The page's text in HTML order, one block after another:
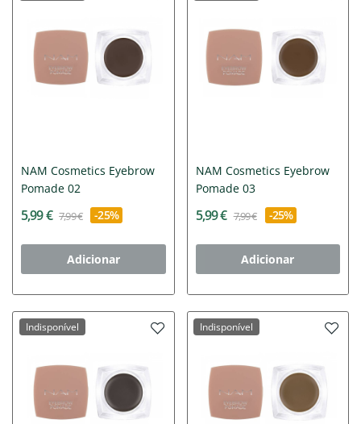
NAM Cosmetics Eyebrow
Pomade 02
5,99 € 7,99 € -25%
Adicionar
NAM Cosmetics Eyebrow
Pomade 03
5,99 € 7,99 € -25%
Adicionar
Indisponível Indisponível